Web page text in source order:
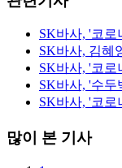
SK바사, '코로
SK바사, 김혜
SK바사, '코로
SK바사, '수두
SK바사, '코로
많이 본 기사